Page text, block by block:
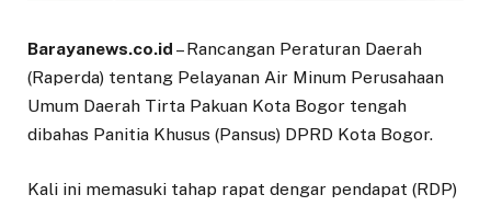
Barayanews.co.id – Rancangan Peraturan Daerah
(Raperda) tentang Pelayanan Air Minum Perusahaan
Umum Daerah Tirta Pakuan Kota Bogor tengah
dibahas Panitia Khusus (Pansus) DPRD Kota Bogor.
Kali ini memasuki tahap rapat dengar pendapat (RDP)